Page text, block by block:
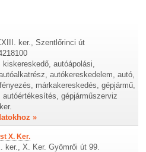
ker., Szentlőrinci út
autóápolási,
autókereskedelem, autó,
márkakereskedés, gépjármű,
autóértékesítés, gépjárműszerviz
»
X. Ker.
ker., X. Ker. Gyömrői út 99.